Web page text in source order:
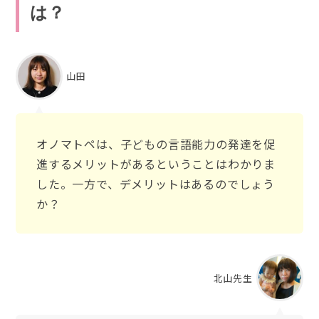
は？
山田
オノマトペは、子どもの言語能力の発達を促
進するメリットがあるということはわかりま
した。一方で、デメリットはあるのでしょう
か？
北山先生